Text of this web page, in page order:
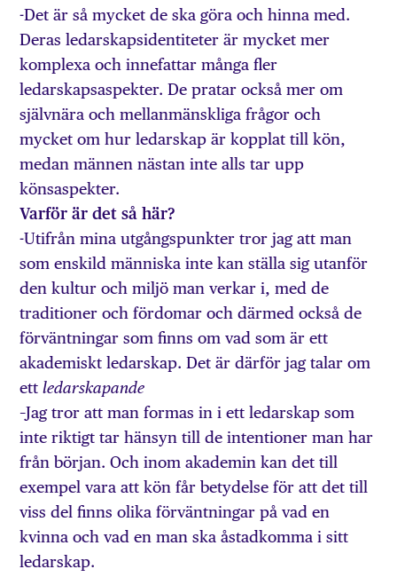
-Det är så mycket de ska göra och hinna med.
Deras ledarskapsidentiteter är mycket mer
komplexa och innefattar många fler
ledarskapsaspekter. De pratar också mer om
självnära och mellanmänskliga frågor och
mycket om hur ledarskap är kopplat till kön,
medan männen nästan inte alls tar upp
könsaspekter.
Varför är det så här?
-Utifrån mina utgångspunkter tror jag att man
som enskild människa inte kan ställa sig utanför
den kultur och miljö man verkar i, med de
traditioner och fördomar och därmed också de
förväntningar som finns om vad som är ett
akademiskt ledarskap. Det är därför jag talar om
ettledarskapande
–Jag tror att man formas in i ett ledarskap som
inte riktigt tar hänsyn till de intentioner man har
från början. Och inom akademin kan det till
exempel vara att kön får betydelse för att det till
viss del finns olika förväntningar på vad en
kvinna och vad en man ska åstadkomma i sitt
ledarskap.